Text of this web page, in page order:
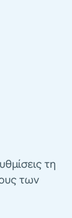
τη
των